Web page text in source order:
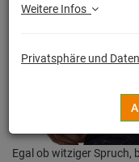
Egal ob witziger Spruch,
Weitere Infos
Privatsphäre und